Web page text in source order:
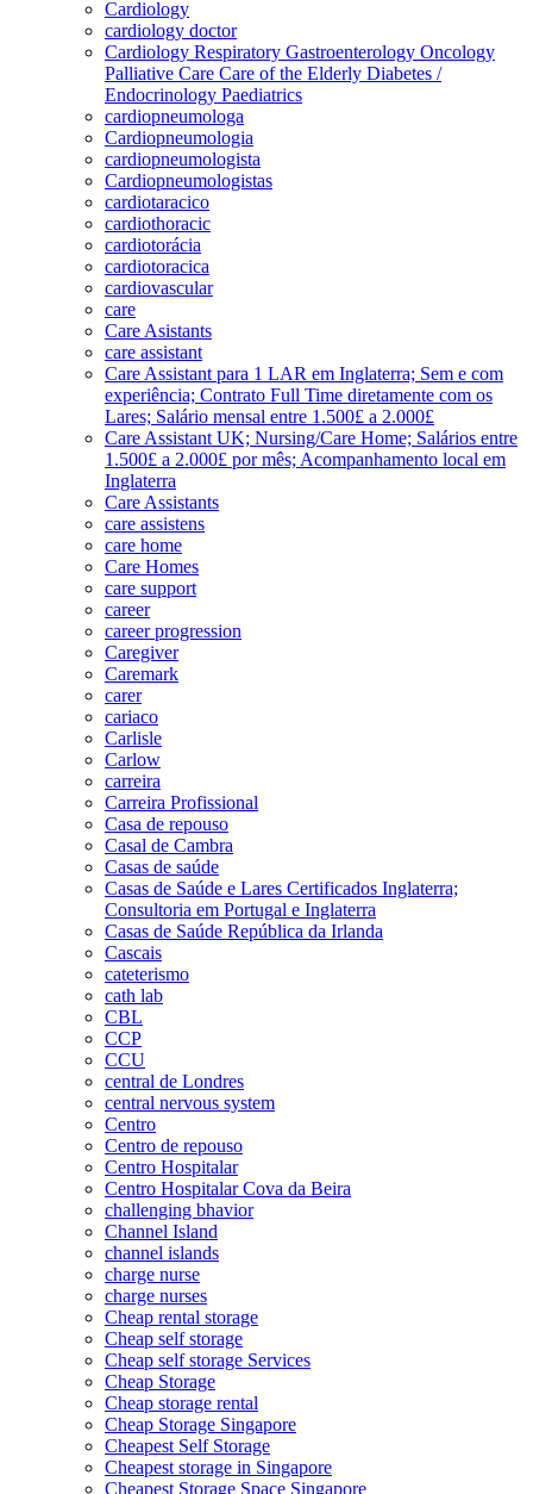
Cardiology
cardiology doctor
Cardiology Respiratory Gastroenterology Oncology
Palliative Care Care of the Elderly Diabetes /
Endocrinology Paediatrics
cardiopneumologa
Cardiopneumologia
cardiopneumologista
Cardiopneumologistas
cardiotaracico
cardiothoracic
cardiotorácia
cardiotoracica
cardiovascular
care
Care Asistants
care assistant
Care Assistant para 1 LAR em Inglaterra; Sem e com
experiência; Contrato Full Time diretamente com os
Lares; Salário mensal entre 1.500£ a 2.000£
Care Assistant UK; Nursing/Care Home; Salários entre
1.500£ a 2.000£ por mês; Acompanhamento local em
Inglaterra
Care Assistants
care assistens
care home
Care Homes
care support
career
career progression
Caregiver
Caremark
carer
cariaco
Carlisle
Carlow
carreira
Carreira Profissional
Casa de repouso
Casal de Cambra
Casas de saúde
Casas de Saúde e Lares Certificados Inglaterra;
Consultoria em Portugal e Inglaterra
Casas de Saúde República da Irlanda
Cascais
cateterismo
cath lab
CBL
CCP
CCU
central de Londres
central nervous system
Centro
Centro de repouso
Centro Hospitalar
Centro Hospitalar Cova da Beira
challenging bhavior
Channel Island
channel islands
charge nurse
charge nurses
Cheap rental storage
Cheap self storage
Cheap self storage Services
Cheap Storage
Cheap storage rental
Cheap Storage Singapore
Cheapest Self Storage
Cheapest storage in Singapore
Cheapest Storage Space Singapore